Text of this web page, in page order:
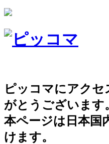
ピッコマにアクセ
がとうございます
本ページは日本国
けます。